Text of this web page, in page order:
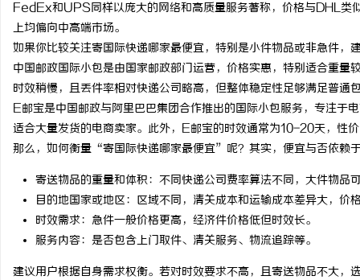
FedEx和UPS同样以庞大的网络和高质量服务著称，价格与DHL类
上均偏向中高端市场。
如果你比较关注寄国际快递哪家最便宜，特别是小件物品或非急件
中国邮政国际小包是由国家邮政部门运营，价格实惠，特别适合重
时效稍慢，且丢件率相对快递公司略高，但整体稳定性足够满足普通
E邮宝是中国邮政与阿里巴巴集团合作推出的国际小包服务，专注于
适合大量发货的电商卖家。此外，E邮宝的时效通常为10-20天，性
那么，如何衡量“寄国际快递哪家最便宜”呢？其实，便宜与否依赖
寄送物品的重量和体积：不同快递公司费率算法不同，大件物品
目的地国家或地区：区域不同，清关成本和运输成本差异大，价
时效需求：急件一般价格更高，经济件价格低但时效长。
服务内容：是否包含上门取件、清关服务、物流追踪等。
建议用户根据自身需求权衡。若对时效要求不高，且寄送物品不大